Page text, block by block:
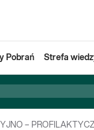
Pobrań Strefa
–